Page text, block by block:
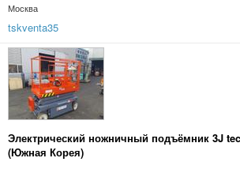
Москва
tskventa35
Электрический ножничный подъёмник 3J
(Южная Корея)